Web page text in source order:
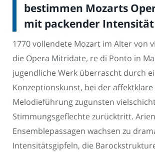
bestimmen Mozarts
mit packender Intensität
1770 vollendete Mozart im Alter von
die Opera Mitridate, re di Ponto in
jugendliche Werk überrascht durch
Konzeptionskunst, bei der affektklare
Melodieführung zugunsten
Stimmungsgeflechte zurücktritt.
Ensemblepassagen wachsen zu
Intensitätsgipfeln, die